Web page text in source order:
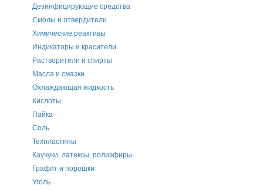
Дезинфицирующие средства
Смолы и отвердители
Химические реактивы
Индикаторы и красители
Растворители и спирты
Масла и смазки
Охлаждающая жидкость
Кислоты
Пайка
Соль
Техпластины
Каучуки, латексы, полиэфиры
Графит и порошки
Уголь